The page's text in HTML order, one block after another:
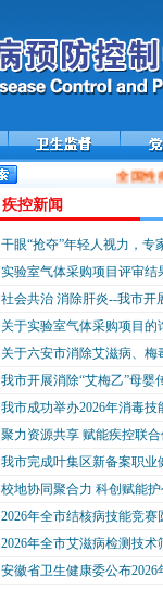
全国性
疾控新闻
干眼“抢夺”年轻人视力，专
实验室气体采购项目评审结
社会共治 消除肝炎--我市开
关于实验室气体采购项目的
关于六安市消除艾滋病、
我市开展消除“艾梅乙”母婴
我市成功举办2026年消毒技
聚力资源共享 赋能疾控联
我市完成叶集区新备案职
校地协同聚合力 科创赋能
2026年全市结核病技能竞赛
2026年全市艾滋病检测技
安徽省卫生健康委公布